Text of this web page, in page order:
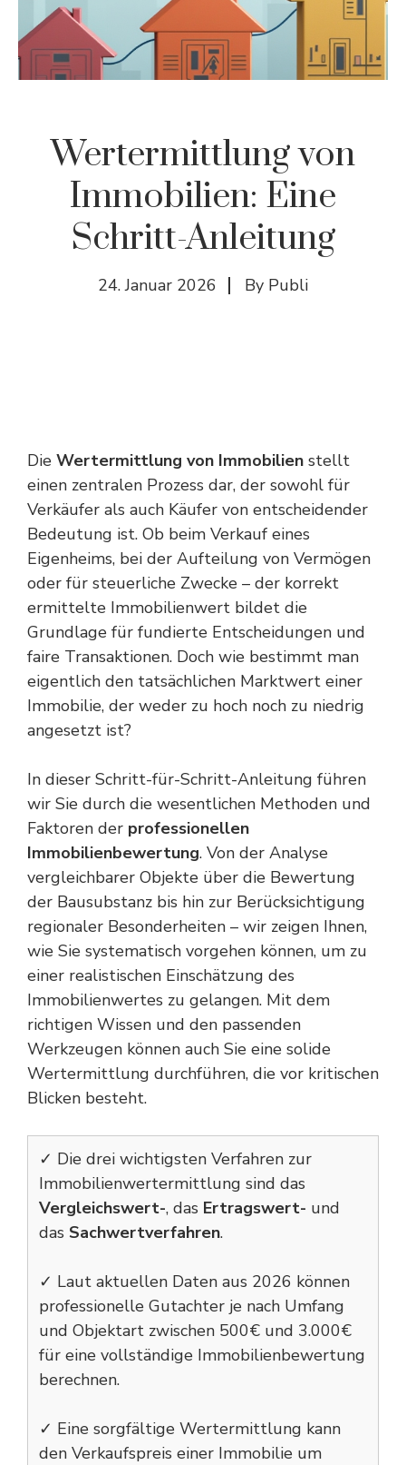
Wertermittlung von
Immobilien: Eine
Schritt-Anleitung
24. Januar 2026 By Publi
Die Wertermittlung von Immobilien stellt
einen zentralen Prozess dar, der sowohl für
Verkäufer als auch Käufer von entscheidender
Bedeutung ist. Ob beim Verkauf eines
Eigenheims, bei der Aufteilung von Vermögen
oder für steuerliche Zwecke – der korrekt
ermittelte Immobilienwert bildet die
Grundlage für fundierte Entscheidungen und
faire Transaktionen. Doch wie bestimmt man
eigentlich den tatsächlichen Marktwert einer
Immobilie, der weder zu hoch noch zu niedrig
angesetzt ist?
In dieser Schritt-für-Schritt-Anleitung führen
wir Sie durch die wesentlichen Methoden und
Faktoren der professionellen
Immobilienbewertung. Von der Analyse
vergleichbarer Objekte über die Bewertung
der Bausubstanz bis hin zur Berücksichtigung
regionaler Besonderheiten – wir zeigen Ihnen,
wie Sie systematisch vorgehen können, um zu
einer realistischen Einschätzung des
Immobilienwertes zu gelangen. Mit dem
richtigen Wissen und den passenden
Werkzeugen können auch Sie eine solide
Wertermittlung durchführen, die vor kritischen
Blicken besteht.
✓ Die drei wichtigsten Verfahren zur
Immobilienwertermittlung sind das
Vergleichswert-, das Ertragswert- und
das Sachwertverfahren.
✓ Laut aktuellen Daten aus 2026 können
professionelle Gutachter je nach Umfang
und Objektart zwischen 500€ und 3.000€
für eine vollständige Immobilienbewertung
berechnen.
✓ Eine sorgfältige Wertermittlung kann
den Verkaufspreis einer Immobilie um